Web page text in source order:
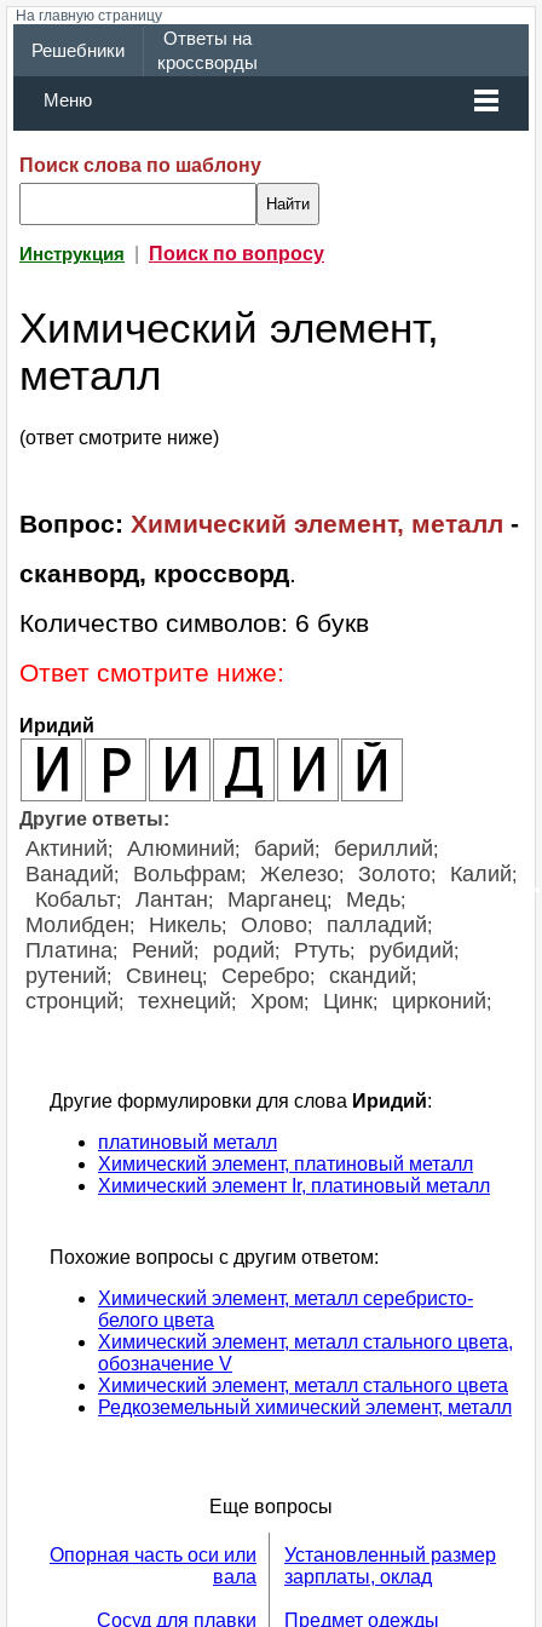
На главную страницу
Решебники
Ответы на
кроссворды
Меню
Поиск слова по шаблону
Инструкция Поиск по вопросу
Химический элемент,
металл
(ответ смотрите ниже)
Вопрос: Химический элемент, металл -
сканворд, кроссворд.
Количество символов: 6 букв
Ответ смотрите ниже:
Иридий
Другие ответы:
Актиний; Алюминий; барий; бериллий;
Ванадий; Вольфрам; Железо; Золото; Калий;
Кобальт; Лантан; Марганец; Медь;
Молибден; Никель; Олово; палладий;
Платина; Рений; родий; Ртуть; рубидий;
рутений; Свинец; Серебро; скандий;
стронций; технеций; Хром; Цинк; цирконий;
Другие формулировки для слова Иридий:
платиновый металл
Химический элемент, платиновый металл
Химический элемент Ir, платиновый металл
Похожие вопросы с другим ответом:
Химический элемент, металл серебристо-
белого цвета
Химический элемент, металл стального цвета,
обозначение V
Химический элемент, металл стального цвета
Редкоземельный химический элемент, металл
Еще вопросы
Опорная часть оси или
вала
Сосуд для плавки
Установленный размер
зарплаты, оклад
Предмет одежды